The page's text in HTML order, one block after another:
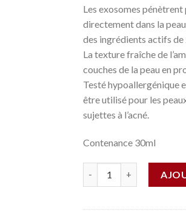
Les exosomes
directement dans la
des ingrédients actifs de
La texture fraîche de
couches de la peau en
Testé hypoallergénique
être utilisé pour les
sujettes à l’acné.
Contenance 30ml